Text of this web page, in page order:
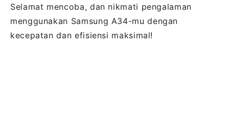
Selamat mencoba, dan nikmati pengalaman
menggunakan Samsung A34-mu dengan
kecepatan dan efisiensi maksimal!